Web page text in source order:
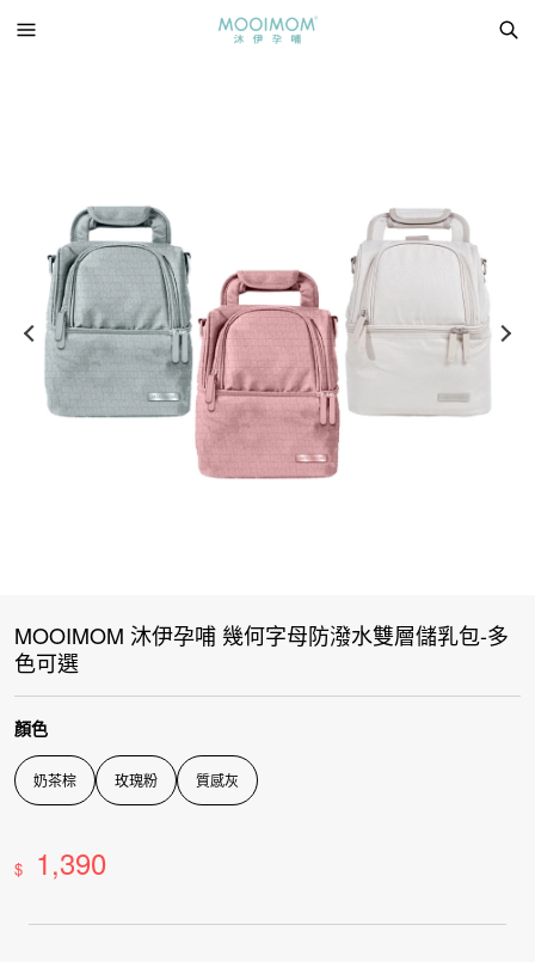
MOOIMOM 沐伊孕哺 幾何字母防潑水雙層儲乳包-多
色可選
顏色
奶茶棕 玫瑰粉 質感灰
$ 1,390